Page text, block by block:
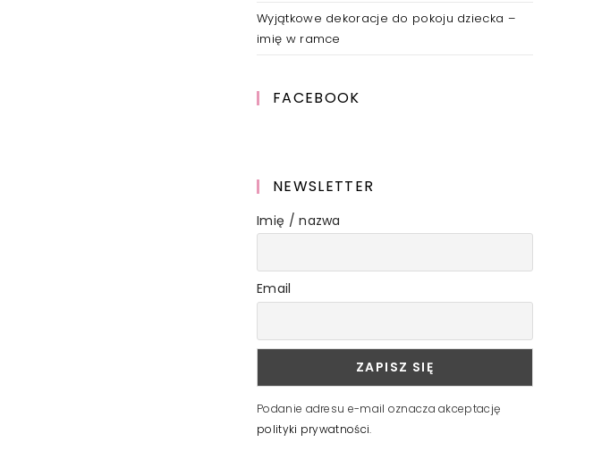
Wyjątkowe dekoracje do pokoju dziecka –
imię w ramce
FACEBOOK
NEWSLETTER
Imię / nazwa
Email
Podanie adresu e-mail oznacza akceptację
polityki prywatności.